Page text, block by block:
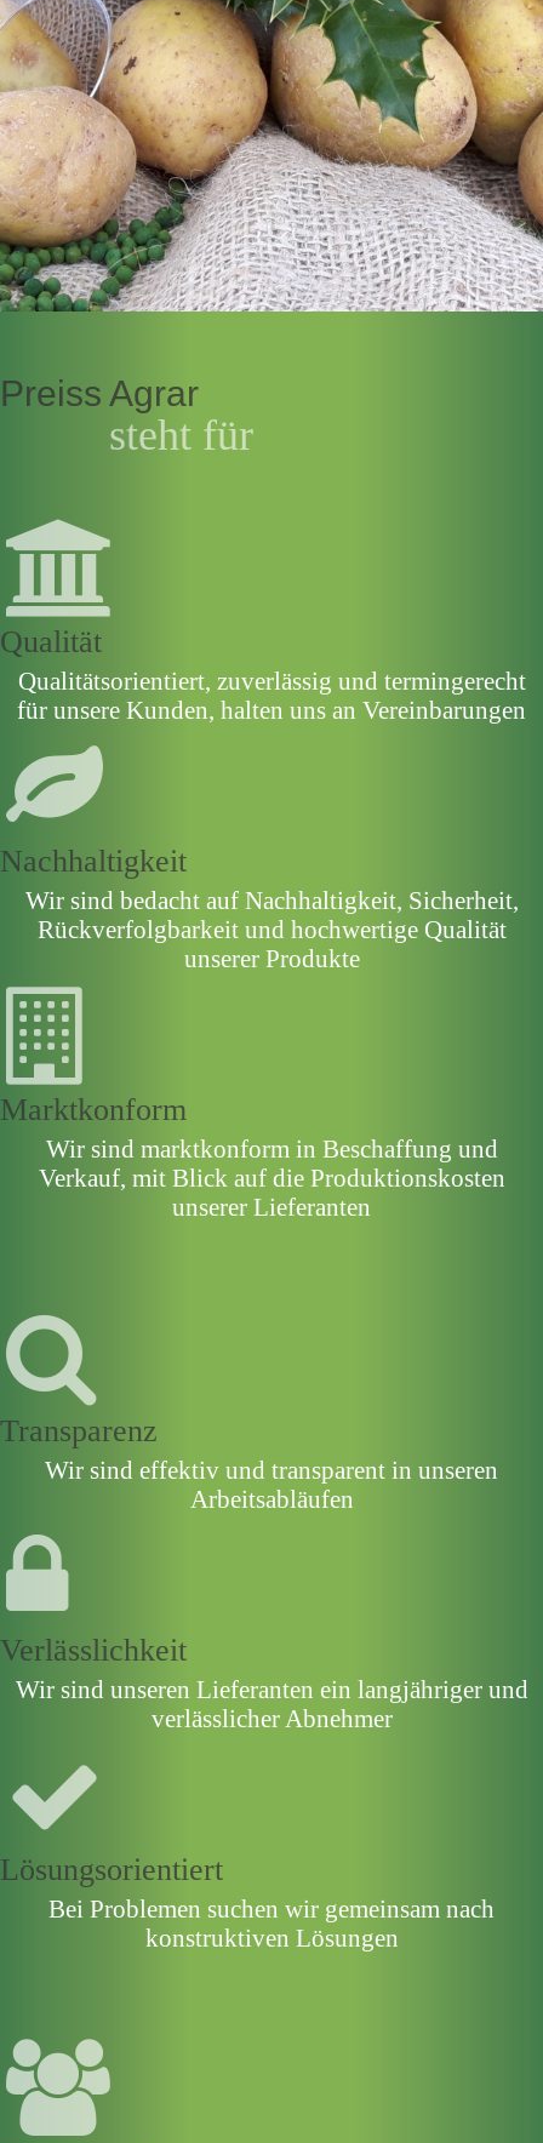
Preiss Agrar
steht für
Qualität
Qualitätsorientiert, zuverlässig und termingerecht
für unsere Kunden, halten uns an Vereinbarungen
Nachhaltigkeit
Wir sind bedacht auf Nachhaltigkeit, Sicherheit,
Rückverfolgbarkeit und hochwertige Qualität
unserer Produkte
Marktkonform
Wir sind marktkonform in Beschaffung und
Verkauf, mit Blick auf die Produktionskosten
unserer Lieferanten
Transparenz
Wir sind effektiv und transparent in unseren
Arbeitsabläufen
Verlässlichkeit
Wir sind unseren Lieferanten ein langjähriger und
verlässlicher Abnehmer
Lösungsorientiert
Bei Problemen suchen wir gemeinsam nach
konstruktiven Lösungen